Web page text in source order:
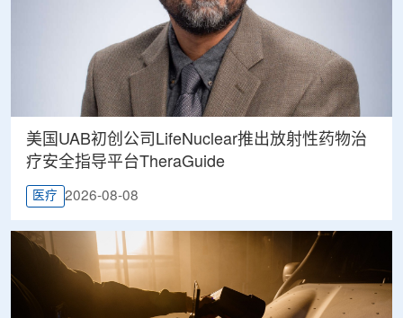
美国UAB初创公司LifeNuclear推出放射性药物治
疗安全指导平台TheraGuide
医疗 2026-08-08